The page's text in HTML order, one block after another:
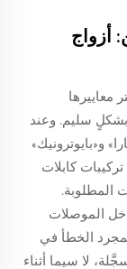
أزواج
معاييرها
بشكلٍ سليم. وعند
و«بايوترونيك»
كابلات
المطلوبة.
الموصلات
الخطأ في
لا سيما أثناء